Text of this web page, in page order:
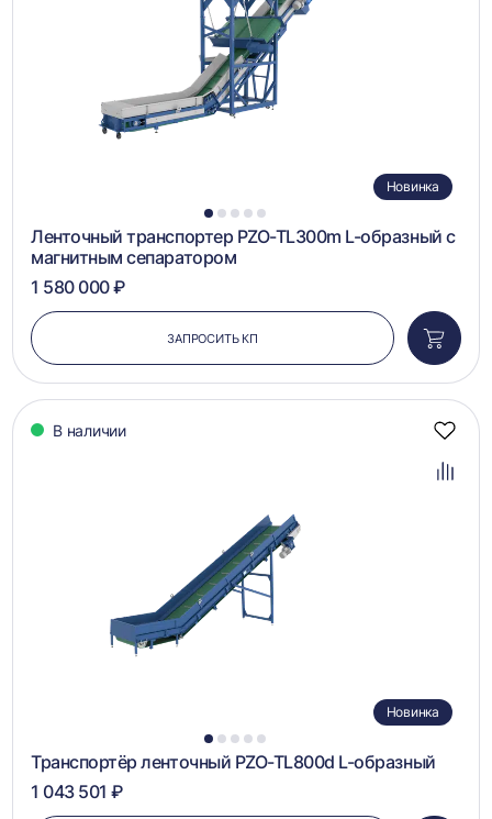
1 2 3 4 5
Новинка
Ленточный транспортер PZO-TL300m L-образный с
магнитным сепаратором
1 580 000 ₽
ЗАПРОСИТЬ КП
в
В наличии
1 2 3 4 5
Новинка
Транспортёр ленточный PZO-TL800d L-образный
1 043 501 ₽